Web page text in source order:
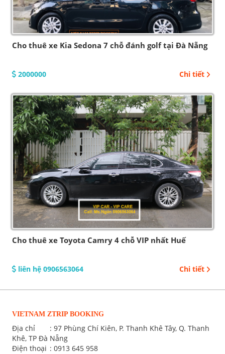
Cho thuê xe Kia Sedona 7 chỗ đánh golf tại Đà Nẵng
2000000 Chi tiết
Cho thuê xe Toyota Camry 4 chỗ VIP nhất Huế
liên hệ 0906563064 Chi tiết
VIETNAM ZTRIP BOOKING
Địa chỉ
: 97 Phùng Chí Kiên, P. Thanh Khê Tây, Q. Thanh
Khê, TP Đà Nẵng
Điện thoại : 0913 645 958